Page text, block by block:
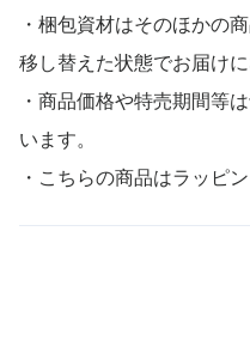
・梱包資材はそのほかの
移し替えた状態でお届け
・商品価格や特売期間等
います。
・こちらの商品はラッピ